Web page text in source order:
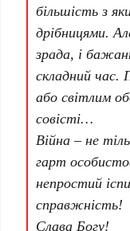
більшість з
дрібницями.
зрада, і
складний час.
або світлим
совісті…
Війна – не
гарт
непростий
справжність!
Слава Богу!